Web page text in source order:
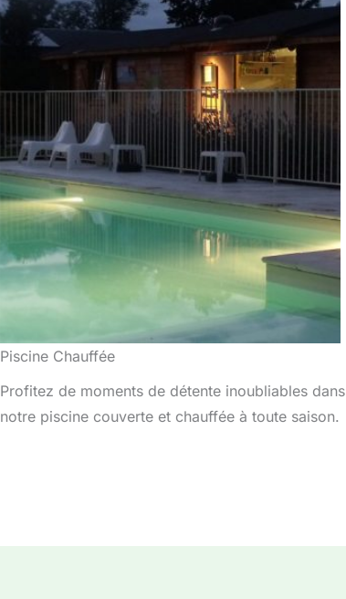
Piscine Chauffée
Profitez de moments de détente inoubliables dans
notre piscine couverte et chauffée à toute saison.